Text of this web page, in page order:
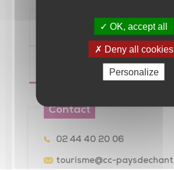
Tarif indiv. adulte
Contact
02 44 40 20 06
tourisme@cc-
OK, accept all
Deny all cookies
Personalize